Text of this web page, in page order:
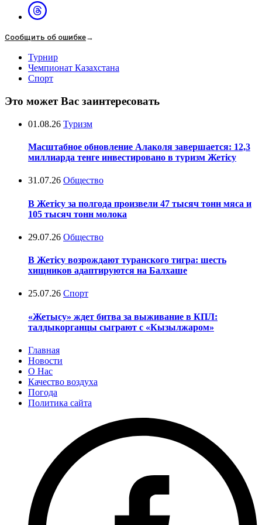
Сообщить об ошибке→
Турнир
Чемпионат Казахстана
Спорт
Это может Вас заинтересовать
01.08.26 Туризм
Масштабное обновление Алаколя завершается: 12,3
миллиарда тенге инвестировано в туризм Жетісу
31.07.26 Общество
В Жетісу за полгода произвели 47 тысяч тонн мяса и
105 тысяч тонн молока
29.07.26 Общество
В Жетісу возрождают туранского тигра: шесть
хищников адаптируются на Балхаше
25.07.26 Спорт
«Жетысу» ждет битва за выживание в КПЛ:
талдыкорганцы сыграют с «Кызылжаром»
Главная
Новости
О Нас
Качество воздуха
Погода
Политика сайта